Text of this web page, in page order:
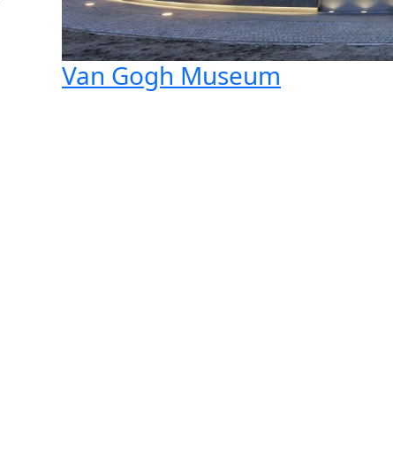
Van Gogh Museum